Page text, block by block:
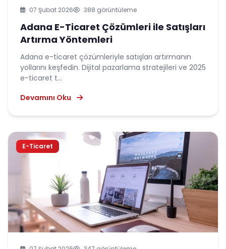
07 Şubat 2026 388 görüntüleme
Adana E-Ticaret Çözümleri ile Satışları
Artırma Yöntemleri
Adana e-ticaret çözümleriyle satışları artırmanın
yollarını keşfedin. Dijital pazarlama stratejileri ve 2025
e-ticaret t...
Devamını Oku
E-Ticaret